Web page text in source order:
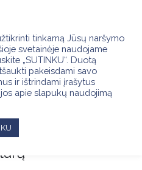
tinkamą Jūsų naršymo
svetainėje naudojame
„SUTINKU“. Duotą
pakeisdami savo
ir ištrindami įrašytus
apie slapukų naudojimą